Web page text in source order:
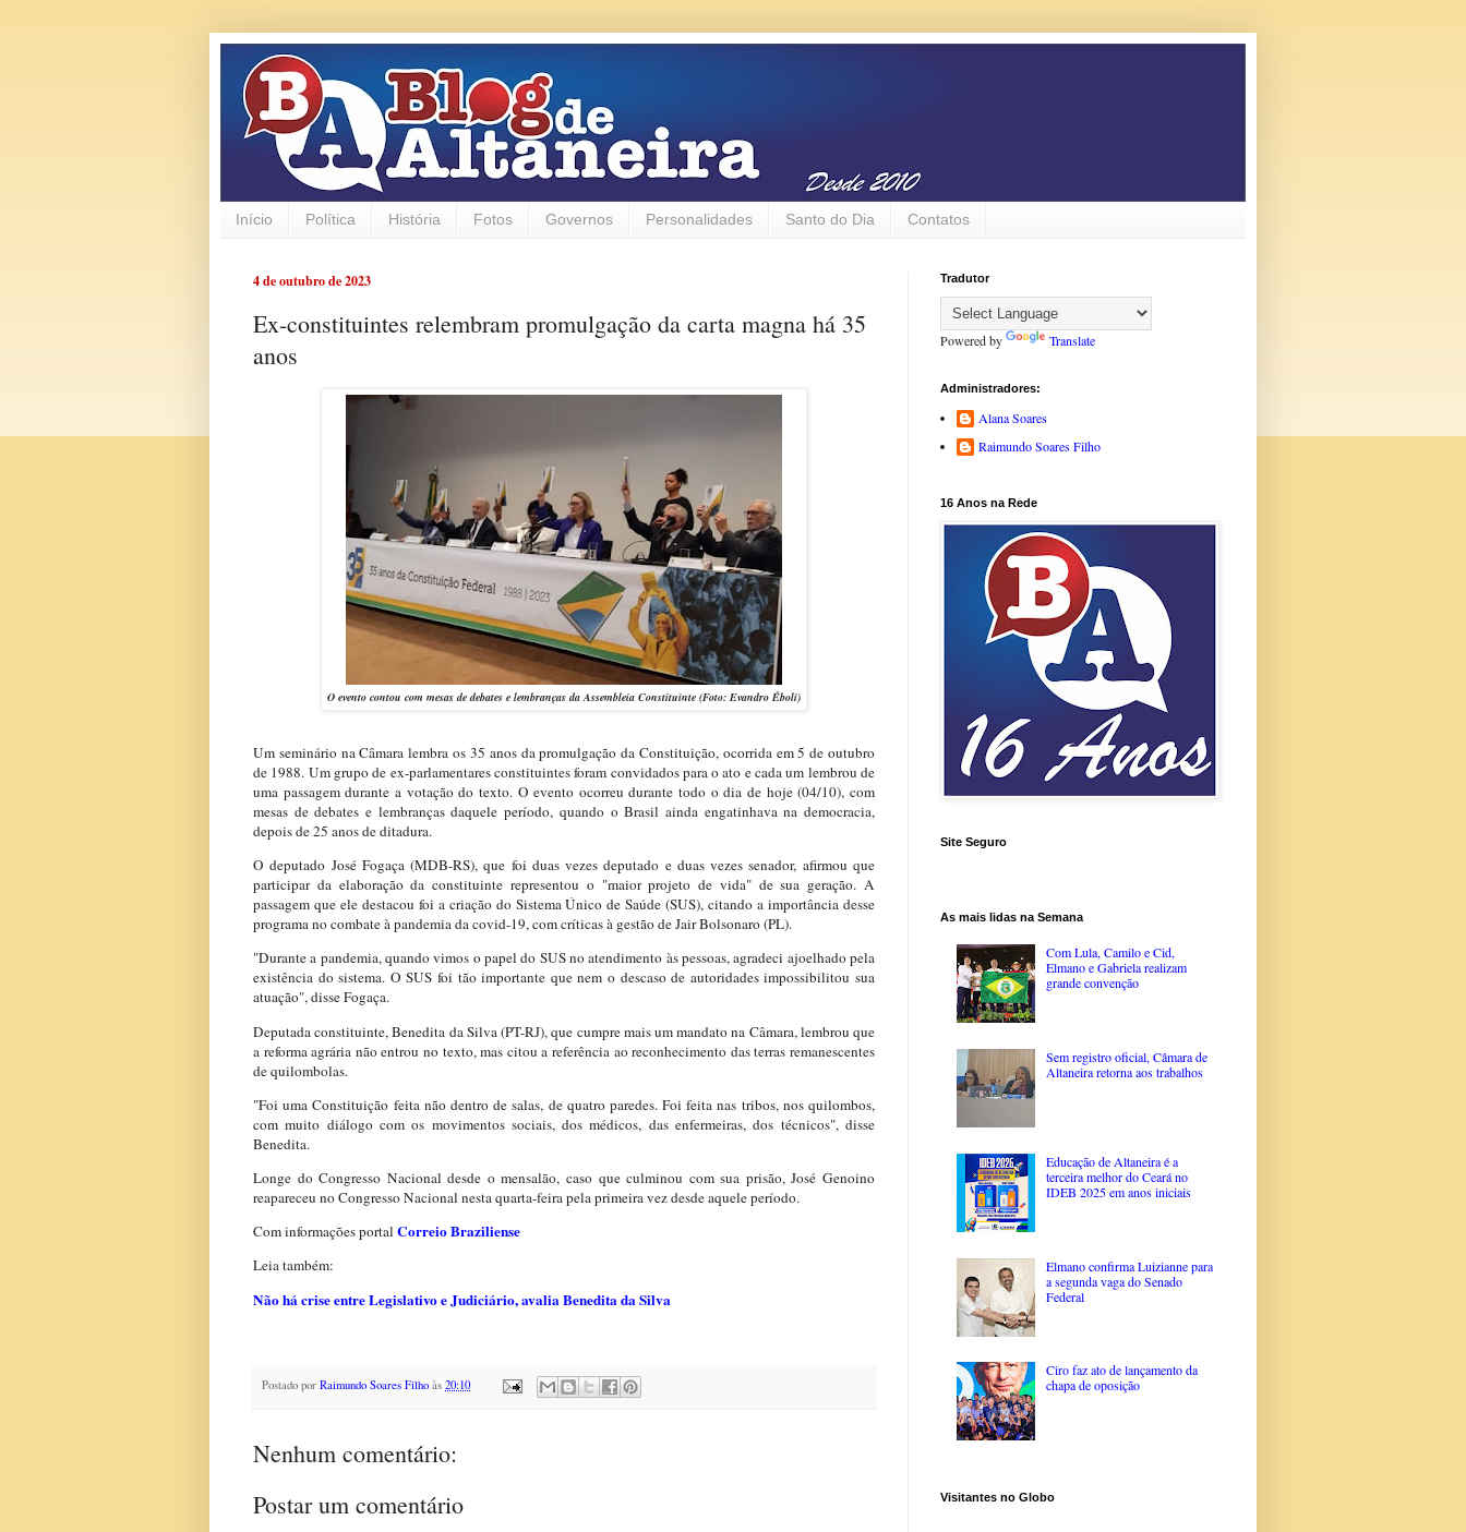
Início Política História Fotos Governos Personalidades Santo do Dia Contatos
4 de outubro de 2023
Ex-constituintes relembram promulgação da carta magna há 35
anos
O evento contou com mesas de debates e lembranças da Assembleia Constituinte (Foto: Evandro Éboli)
Um seminário na Câmara lembra os 35 anos da promulgação da Constituição, ocorrida em 5 de outubro
de 1988. Um grupo de ex-parlamentares constituintes foram convidados para o ato e cada um lembrou de
uma passagem durante a votação do texto. O evento ocorreu durante todo o dia de hoje (04/10), com
mesas de debates e lembranças daquele período, quando o Brasil ainda engatinhava na democracia,
depois de 25 anos de ditadura.
O deputado José Fogaça (MDB-RS), que foi duas vezes deputado e duas vezes senador, afirmou que
participar da elaboração da constituinte representou o "maior projeto de vida" de sua geração. A
passagem que ele destacou foi a criação do Sistema Único de Saúde (SUS), citando a importância desse
programa no combate à pandemia da covid-19, com críticas à gestão de Jair Bolsonaro (PL).
"Durante a pandemia, quando vimos o papel do SUS no atendimento às pessoas, agradeci ajoelhado pela
existência do sistema. O SUS foi tão importante que nem o descaso de autoridades impossibilitou sua
atuação", disse Fogaça.
Deputada constituinte, Benedita da Silva (PT-RJ), que cumpre mais um mandato na Câmara, lembrou que
a reforma agrária não entrou no texto, mas citou a referência ao reconhecimento das terras remanescentes
de quilombolas.
"Foi uma Constituição feita não dentro de salas, de quatro paredes. Foi feita nas tribos, nos quilombos,
com muito diálogo com os movimentos sociais, dos médicos, das enfermeiras, dos técnicos", disse
Benedita.
Longe do Congresso Nacional desde o mensalão, caso que culminou com sua prisão, José Genoino
reapareceu no Congresso Nacional nesta quarta-feira pela primeira vez desde aquele período.
Com informações portal Correio Braziliense
Leia também:
Não há crise entre Legislativo e Judiciário, avalia Benedita da Silva
Postado por Raimundo Soares Filho às 20:10
Nenhum comentário:
Postar um comentário
Tradutor
Powered by Translate
Administradores:
Alana Soares
Raimundo Soares Filho
16 Anos na Rede
Site Seguro
As mais lidas na Semana
Com Lula, Camilo e Cid,
Elmano e Gabriela realizam
grande convenção
Sem registro oficial, Câmara de
Altaneira retorna aos trabalhos
Educação de Altaneira é a
terceira melhor do Ceará no
IDEB 2025 em anos iniciais
Elmano confirma Luizianne para
a segunda vaga do Senado
Federal
Ciro faz ato de lançamento da
chapa de oposição
Visitantes no Globo